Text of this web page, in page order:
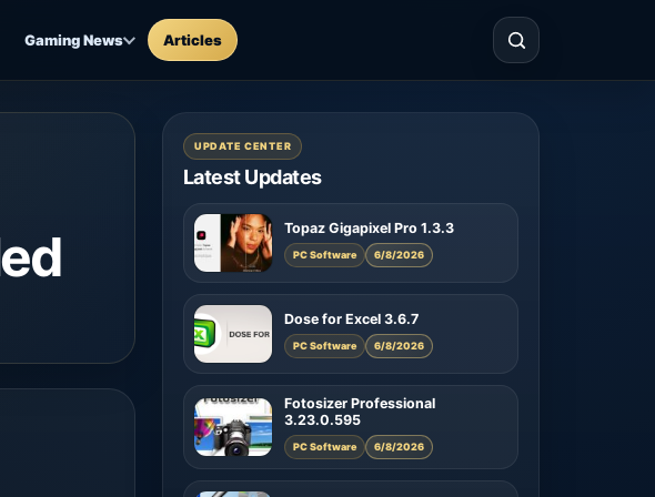
Gaming News Articles
UPDATE CENTER
Latest Updates
Topaz Gigapixel Pro 1.3.3
PC Software 6/8/2026
Dose for Excel 3.6.7
PC Software 6/8/2026
Fotosizer Professional
3.23.0.595
PC Software 6/8/2026